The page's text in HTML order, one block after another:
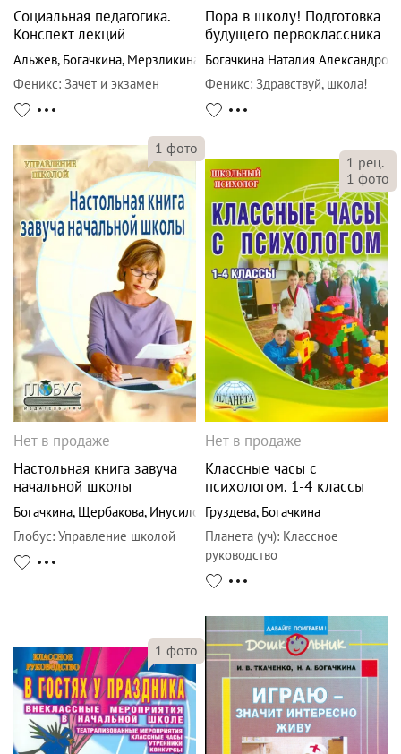
Социальная педагогика.
Конспект лекций
Альжев, Богачкина, Мерзликина
Феникс: Зачет и экзамен
Пора в школу! Подготовка
будущего первоклассника
Богачкина Наталия
Феникс: Здравствуй, школа!
1 фото
Нет в продаже
Настольная книга завуча
начальной школы
Богачкина, Щербакова, Инусилова
Глобус: Управление школой
1 рец.
1 фото
Нет в продаже
Классные часы с
психологом. 1-4 классы
Груздева, Богачкина
Планета (уч): Классное
руководство
1 фото